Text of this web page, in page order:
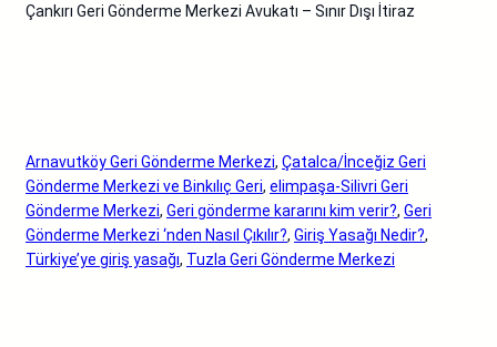
Çankırı Geri Gönderme Merkezi Avukatı – Sınır Dışı İtiraz
Arnavutköy Geri Gönderme Merkezi, Çatalca/İnceğiz Geri
Gönderme Merkezi ve Binkılıç Geri, elimpaşa-Silivri Geri
Gönderme Merkezi, Geri gönderme kararını kim verir?, Geri
Gönderme Merkezi ‘nden Nasıl Çıkılır?, Giriş Yasağı Nedir?
Türkiye’ye giriş yasağı, Tuzla Geri Gönderme Merkezi